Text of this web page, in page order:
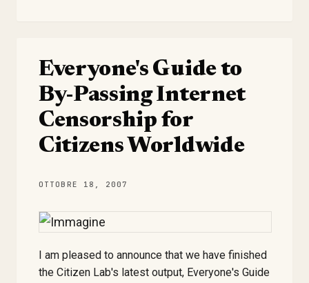
Everyone's Guide to
By-Passing Internet
Censorship for
Citizens Worldwide
OTTOBRE 18, 2007
I am pleased to announce that we have finished
the Citizen Lab's latest output, Everyone's Guide